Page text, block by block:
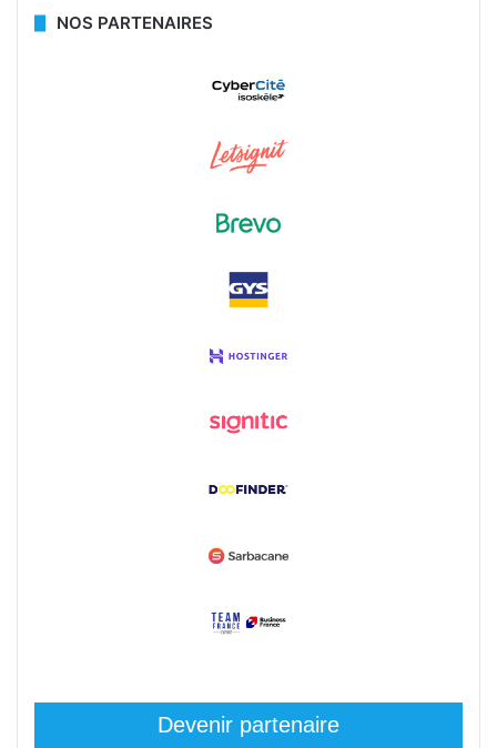
NOS PARTENAIRES
Devenir partenaire